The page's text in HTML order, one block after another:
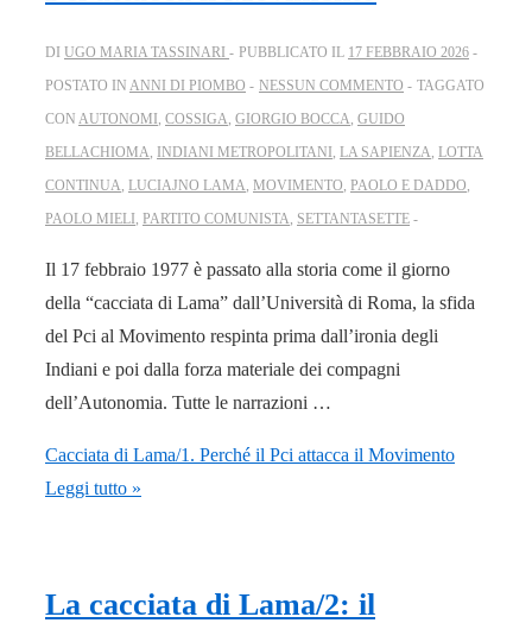
DI UGO MARIA TASSINARI PUBBLICATO IL 17 FEBBRAIO 2026
POSTATO IN ANNI DI PIOMBO NESSUN COMMENTO
TAGGATO
CON AUTONOMI , COSSIGA, GIORGIO BOCCA, GUIDO
BELLACHIOMA, INDIANI METROPOLITANI , LA SAPIENZA, LOTTA
CONTINUA, LUCIAJNO LAMA, MOVIMENTO, PAOLO E DADDO,
PAOLO MIELI , PARTITO COMUNISTA, SETTANTASETTE
Il 17 febbraio 1977 è passato alla storia come il giorno
della “cacciata di Lama” dall’Università di Roma, la sfida
del Pci al Movimento respinta prima dall’ironia degli
Indiani e poi dalla forza materiale dei compagni
dell’Autonomia. Tutte le narrazioni …
Cacciata di Lama/1. Perché il Pci attacca il Movimento
Leggi tutto »
La cacciata di Lama/2: il